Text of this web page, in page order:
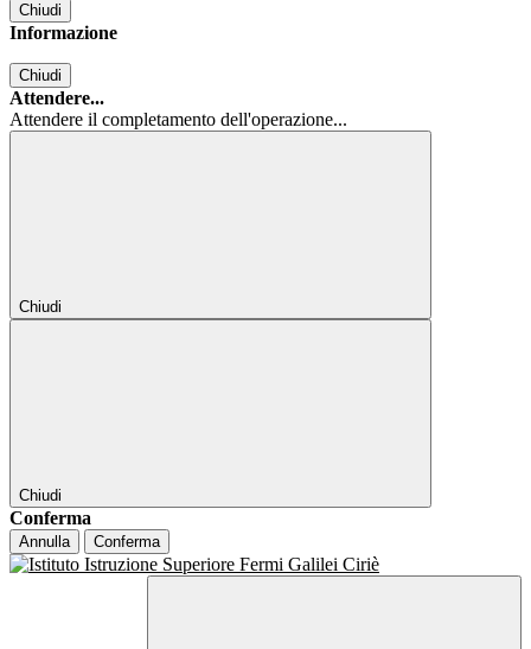
Chiudi
Informazione
Chiudi
Attendere...
Attendere il completamento dell'operazione...
Chiudi
Chiudi
Conferma
Annulla Conferma